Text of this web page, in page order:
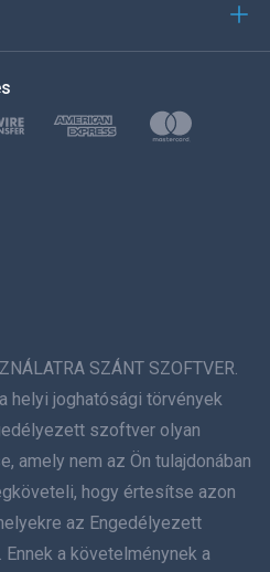
SZÁNT SZOFTVER.
helyi joghatósági törvények
szoftver olyan
amely nem az Ön tulajdonában
hogy értesítse azon
az Engedélyezett
a követelménynek a